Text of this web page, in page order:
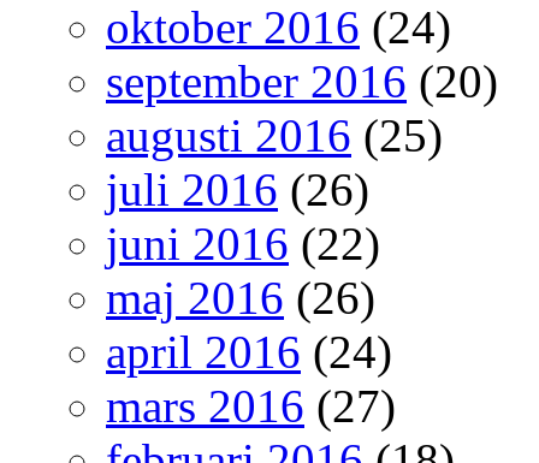
oktober 2016 (24)
september 2016 (20)
augusti 2016 (25)
juli 2016 (26)
juni 2016 (22)
maj 2016 (26)
april 2016 (24)
mars 2016 (27)